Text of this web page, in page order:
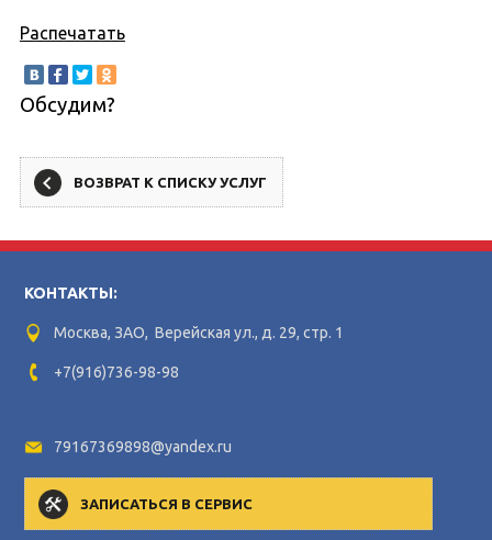
Распечатать
Обсудим?
ВОЗВРАТ К СПИСКУ УСЛУГ
КОНТАКТЫ:
Москва, ЗАО, Верейская ул., д. 29, стр. 1
+7(916)736-98-98
79167369898@yandex.ru
ЗАПИСАТЬСЯ В СЕРВИС